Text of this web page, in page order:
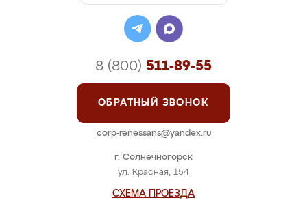
г. Солнечногорск
ул. Красная, 154
СХЕМА ПРОЕЗДА
8 (800) 511-89-55
ОБРАТНЫЙ ЗВОНОК
corp-renessans@yandex.ru